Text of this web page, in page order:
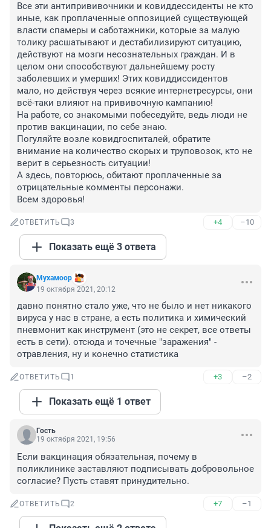
Все эти антипрививочники и ковиддессиденты не кто
иные, как проплаченные оппозицией существующей
власти спамеры и саботажники, которые за малую
толику расшатывают и дестабилизируют ситуацию,
действуют на мозги несознательных граждан. И в
целом они способствуют дальнейшему росту
заболевших и умерших! Этих ковиддиссидентов
мало, но действуя через всякие интернетресурсы, они
всё-таки влияют на прививочную кампанию!
На работе, со знакомыми побеседуйте, ведь люди не
против вакцинации, по себе знаю.
Погуляйте возле ковидгоспиталей, обратите
внимание на количество скорых и труповозок, кто не
верит в серьезность ситуации!
А здесь, повторюсь, обитают проплаченные за
отрицательные комменты персонажи.
Всем здоровья!
ОТВЕТИТЬ 3 +4 –10
Показать ещё 3 ответа
Мухамоор
19 октября 2021, 20:12
давно понятно стало уже, что не было и нет никакого
вируса у нас в стране, а есть политика и химический
пневмонит как инструмент (это не секрет, все ответы
есть в сети). отсюда и точечные "заражения" -
отравления, ну и конечно статистика
ОТВЕТИТЬ 1 +3 –2
Показать ещё 1 ответ
Гость
19 октября 2021, 19:56
Если вакцинация обязательная, почему в
поликлинике заставляют подписывать добровольное
согласие? Пусть ставят принудительно.
ОТВЕТИТЬ 2 +7 –1